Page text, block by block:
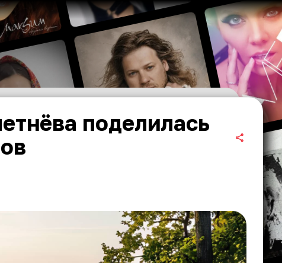
поделилась